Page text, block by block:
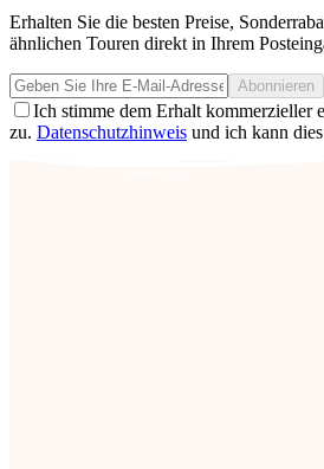
Erhalten Sie die besten Preise,
ähnlichen Touren direkt in Ihrem
Abonnieren
Ich stimme dem Erhalt kommerzieller
zu. Datenschutzhinweis und ich kann